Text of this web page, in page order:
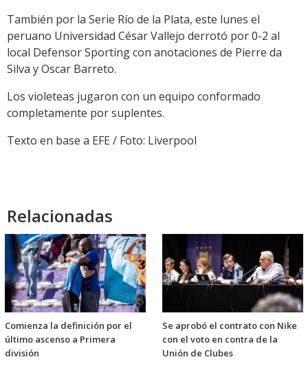
También por la Serie Río de la Plata, este lunes el
peruano Universidad César Vallejo derrotó por 0-2 al
local Defensor Sporting con anotaciones de Pierre da
Silva y Oscar Barreto.
Los violeteas jugaron con un equipo conformado
completamente por suplentes.
Texto en base a EFE / Foto: Liverpool
Relacionadas
Comienza la definición por el
último ascenso a Primera
división
Se aprobó el contrato con Nike
con el voto en contra de la
Unión de Clubes